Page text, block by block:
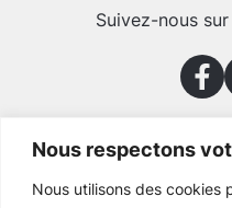
Nous respectons
Nous utilisons des cookies
Suivez-nous
Merci à